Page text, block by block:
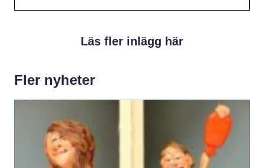
Läs fler inlägg här
Fler nyheter